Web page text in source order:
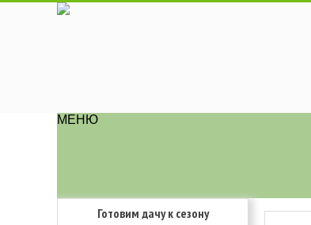
МЕНЮ
Готовим дачу к сезону